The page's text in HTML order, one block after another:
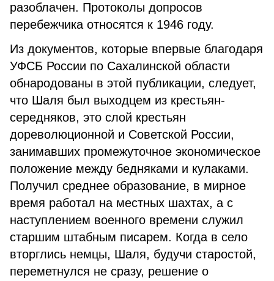
разоблачен. Протоколы допросов
перебежчика относятся к 1946 году.
Из документов, которые впервые благодаря
УФСБ России по Сахалинской области
обнародованы в этой публикации, следует,
что Шаля был выходцем из крестьян-
середняков, это слой крестьян
дореволюционной и Советской России,
занимавших промежуточное экономическое
положение между бедняками и кулаками.
Получил среднее образование, в мирное
время работал на местных шахтах, а с
наступлением военного времени служил
старшим штабным писарем. Когда в село
вторглись немцы, Шаля, будучи старостой,
переметнулся не сразу, решение о